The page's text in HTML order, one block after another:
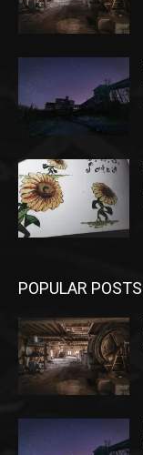
POPULAR POSTS